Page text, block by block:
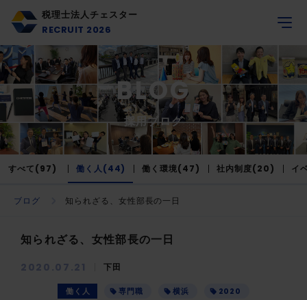
税理士法人チェスター
RECRUIT 2026
BLOG
採用ブログ
すべて(97) 働く人(44) 働く環境(47) 社内制度(20) イ
ブログ 知られざる、女性部長の一日
知られざる、女性部長の一日
2020.07.21 下田
働く人 専門職 横浜 2020